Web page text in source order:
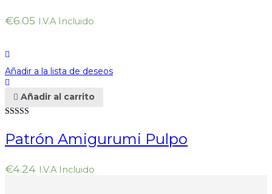
€6.05 I.V.A Incluido
Añadir a la lista de deseos
Añadir al carrito
5.00
Patrón Amigurumi Pulpo
€4.24 I.V.A Incluido